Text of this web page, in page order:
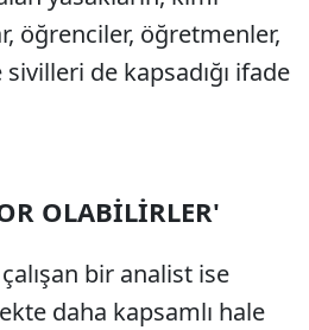
öğrenciler, öğretmenler,
sivilleri de kapsadığı ifade
OLABİLİRLER'
bir analist ise
daha kapsamlı hale